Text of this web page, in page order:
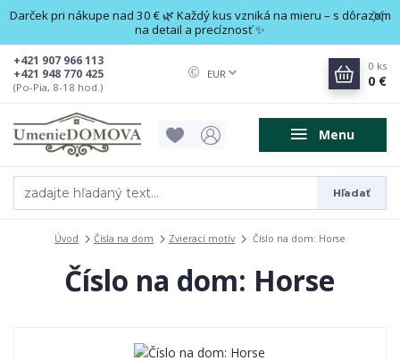
Darček pri nákupe nad 30 € 🌿 Každý kus vzniká na mieru – s dôrazom
na detail a precíznosť ✨
Menu
EUR
Hľadať
+421 948 770 425
+421 907 966 113
(Po-Pia, 8-18 hod.)
0 ks
0 €
Úvod Čísla na dom Zvierací motív Číslo na dom: Horse
Číslo na dom: Horse